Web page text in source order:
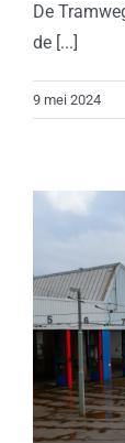
De
de [...]
9 mei 2024